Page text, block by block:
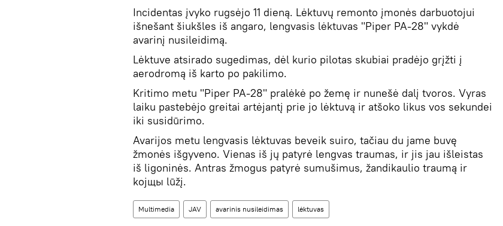
Incidentas įvyko rugsėjo 11 dieną. Lėktuvų remonto įmonės darbuotojui
išnešant šiukšles iš angaro, lengvasis lėktuvas "Piper PA-28" vykdė
avarinį nusileidimą.
Lėktuve atsirado sugedimas, dėl kurio pilotas skubiai pradėjo grįžti į
aerodromą iš karto po pakilimo.
Kritimo metu "Piper PA-28" pralėkė po žemę ir nunešė dalį tvoros. Vyras
laiku pastebėjo greitai artėjantį prie jo lėktuvą ir atšoko likus vos sekundei
iki susidūrimo.
Avarijos metu lengvasis lėktuvas beveik suiro, tačiau du jame buvę
žmonės išgyveno. Vienas iš jų patyrė lengvas traumas, ir jis jau išleistas
iš ligoninės. Antras žmogus patyrė sumušimus, žandikaulio traumą ir
kojщы lūžį.
Multimedia JAV avarinis nusileidimas lėktuvas